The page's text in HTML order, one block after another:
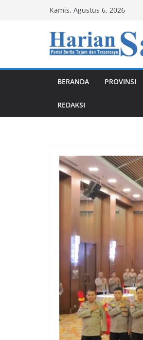
Kamis, Agustus 6, 2026
BERANDA PROVINSI
REDAKSI